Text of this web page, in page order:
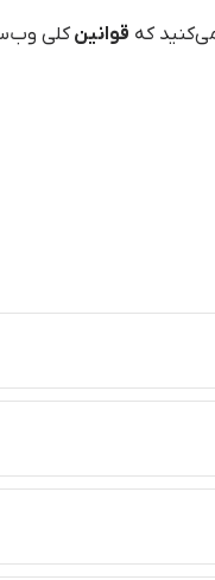
که قوانینکلی